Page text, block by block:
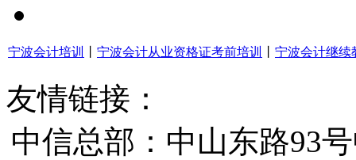
宁波会计培训 宁波会计从业资格证考前培训 宁波会计继续
友情链接：
中信总部：中山东路93